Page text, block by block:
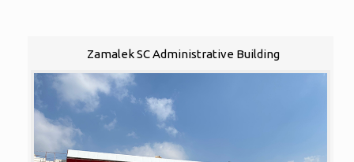
Zamalek SC Administrative Building